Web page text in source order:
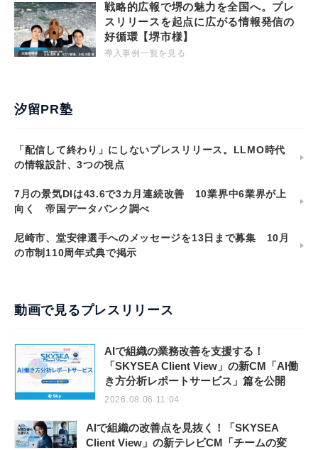
戦略的広報で堺の魅力を全国へ。プレ
スリリースを起点に広がる情報発信の
好循環【堺市様】
導入事例一覧を見る
汐留PR塾
「配信して終わり」にしないプレスリリース。LLMO時代
の情報設計、3つの視点
7月の景気DIは43.6で3カ月連続改善 10業界中6業界が上
向く 帝国データバンク調べ
尼崎市、堂安律選手へのメッセージを13日まで募集 10月
の市制110周年式典で掲示
動画で見るプレスリリース
AIで組織の業務改善を支援する！
「SKYSEA Client View」の新CM「AI働
き方分析レポートサービス」篇を公開
2026.08.06 11:04
AIで組織の改善点を見抜く！「SKYSEA
Client View」の新テレビCM「チームの変